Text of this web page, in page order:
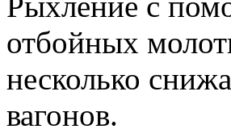
отбойных
несколько
вагонов.